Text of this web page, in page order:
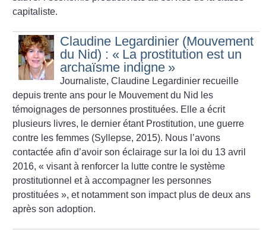
capitaliste.
Claudine Legardinier (Mouvement
du Nid) : « La prostitution est un
archaïsme indigne »
Journaliste, Claudine Legardinier recueille
depuis trente ans pour le Mouvement du Nid les
témoignages de personnes prostituées. Elle a écrit
plusieurs livres, le dernier étant Prostitution, une guerre
contre les femmes (Syllepse, 2015). Nous l’avons
contactée afin d’avoir son éclairage sur la loi du 13 avril
2016, « visant à renforcer la lutte contre le système
prostitutionnel et à accompagner les personnes
prostituées », et notamment son impact plus de deux ans
après son adoption.